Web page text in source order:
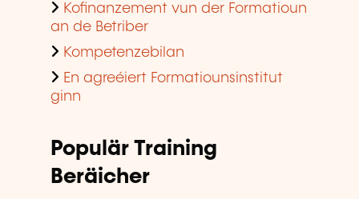
Kofinanzement vun der Formatioun
an de Betriber
Kompetenzebilan
En agreéiert Formatiounsinstitut
ginn
Populär Training
Beräicher